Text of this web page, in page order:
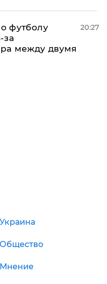
футболу
за
между двумя
20:27
Украина
Общество
Мнение